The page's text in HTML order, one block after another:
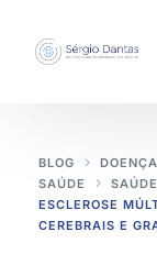
BLOG
SAÚDE
SAÚDE
ESCLEROSE
CEREBRAIS E